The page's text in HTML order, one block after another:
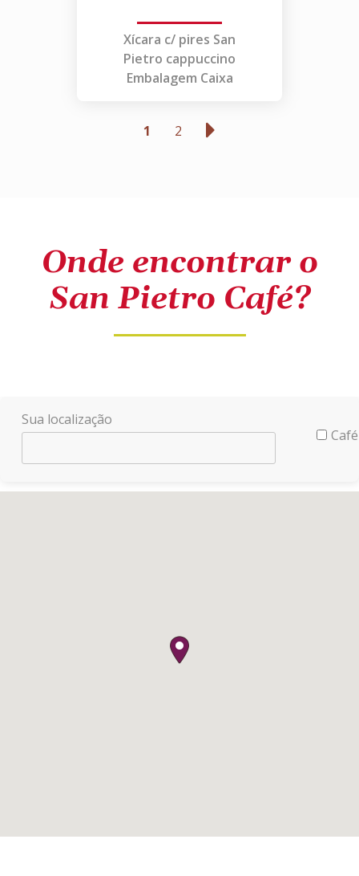
Xícara c/ pires San
Pietro cappuccino
Embalagem Caixa
1 2
Onde encontrar o
San Pietro Café?
Sua localização